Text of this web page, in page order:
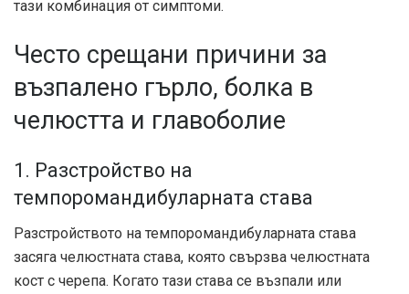
тази комбинация от симптоми.
Често срещани причини за
възпалено гърло, болка в
челюстта и главоболие
1. Разстройство на
темпоромандибуларната става
Разстройството на темпоромандибуларната става
засяга челюстната става, която свързва челюстната
кост с черепа. Когато тази става се възпали или